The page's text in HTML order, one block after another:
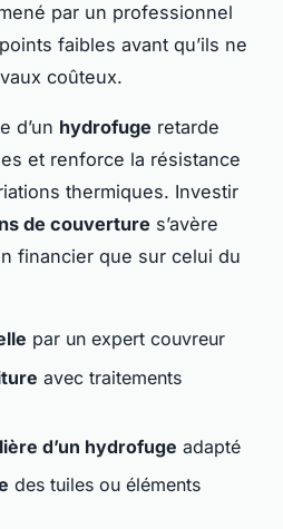
par un professionnel
faibles avant qu’ils ne
coûteux.
d’un hydrofuge retarde
et renforce la résistance
thermiques. Investir
de couverture s’avère
financier que sur celui du
par un expert couvreur
avec traitements
d’un hydrofuge adapté
des tuiles ou éléments